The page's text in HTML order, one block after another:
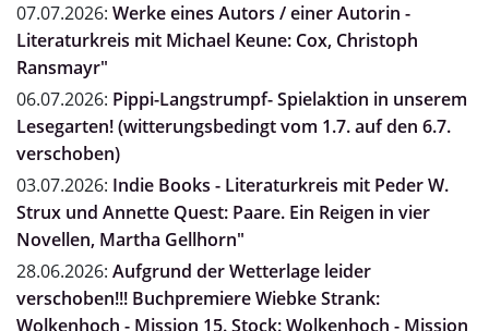
07.07.2026: Werke eines Autors / einer Autorin -
Literaturkreis mit Michael Keune: Cox, Christoph
Ransmayr"
06.07.2026: Pippi-Langstrumpf- Spielaktion in unserem
Lesegarten! (witterungsbedingt vom 1.7. auf den 6.7.
verschoben)
03.07.2026: Indie Books - Literaturkreis mit Peder W.
Strux und Annette Quest: Paare. Ein Reigen in vier
Novellen, Martha Gellhorn"
28.06.2026: Aufgrund der Wetterlage leider
verschoben!!! Buchpremiere Wiebke Strank:
Wolkenhoch - Mission 15. Stock: Wolkenhoch - Mission